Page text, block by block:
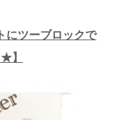
にツーブロックで
★】